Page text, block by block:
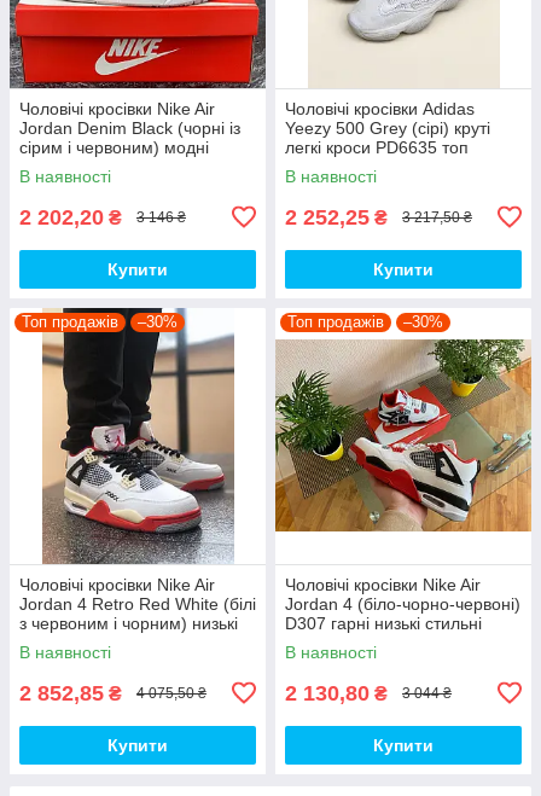
Чоловічі кросівки Nike Air
Jordan Denim Black (чорні із
сірим і червоним) модні
демісезонні кроси PD7043
топ
В наявності
2 202,20 ₴ 3 146 ₴
Купити
Чоловічі кросівки Adidas
Yeezy 500 Grey (сірі) круті
легкі кроси PD6635 топ
В наявності
2 252,25 ₴ 3 217,50 ₴
Купити
Топ продажів –30%
Чоловічі кросівки Nike Air
Jordan 4 Retro Red White (білі
з червоним і чорним) низькі
демі кроси PD7361 топ
В наявності
2 852,85 ₴ 4 075,50 ₴
Купити
Топ продажів –30%
Чоловічі кросівки Nike Air
Jordan 4 (біло-чорно-червоні)
D307 гарні низькі стильні
кроси топ
В наявності
2 130,80 ₴ 3 044 ₴
Купити